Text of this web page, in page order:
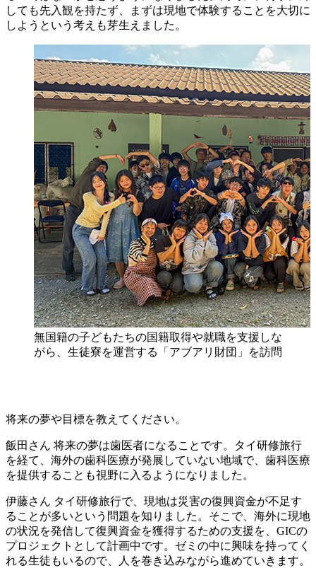
しても先入観を持たず、まずは現地で体験することを大切に
しようという考えも芽生えました。
無国籍の子どもたちの国籍取得や就職を支援しな
がら、生徒寮を運営する「アブアリ財団」を訪問
将来の夢や目標を教えてください。
飯田さん 将来の夢は歯医者になることです。タイ研修旅行
を経て、海外の歯科医療が発展していない地域で、歯科医療
を提供することも視野に入るようになりました。
伊藤さん タイ研修旅行で、現地は災害の復興資金が不足す
ることが多いという問題を知りました。そこで、海外に現地
の状況を発信して復興資金を獲得するための支援を、GICの
プロジェクトとして計画中です。ゼミの中に興味を持ってく
れる生徒もいるので、人を巻き込みながら進めていきます。